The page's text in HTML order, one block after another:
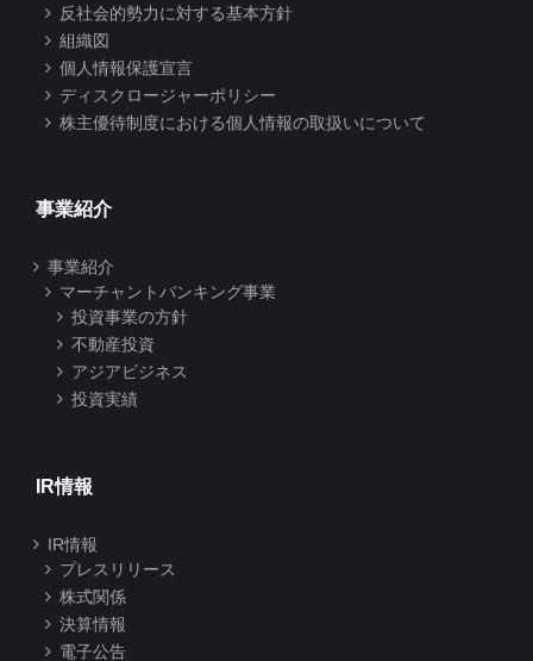
反社会的勢力に対する基本方針
組織図
個人情報保護宣言
ディスクロージャーポリシー
株主優待制度における個人情報の取扱いについて
事業紹介
事業紹介
マーチャントバンキング事業
投資事業の方針
不動産投資
アジアビジネス
投資実績
IR情報
IR情報
プレスリリース
株式関係
決算情報
電子公告